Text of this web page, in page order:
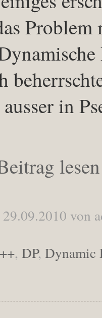
Problem
in
lesen
29.09.2010 von
, DP, Dynamic